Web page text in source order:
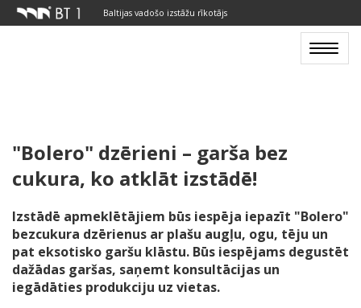
Baltijas vadošo izstāžu rīkotājs
Toggle
"Bolero" dzērieni – garša bez
cukura, ko atklāt izstādē!
Izstādē apmeklētājiem būs iespēja iepazīt "Bolero"
bezcukura dzērienus ar plašu augļu, ogu, tēju un
pat eksotisko garšu klāstu. Būs iespējams degustēt
dažādas garšas, saņemt konsultācijas un
iegādāties produkciju uz vietas.